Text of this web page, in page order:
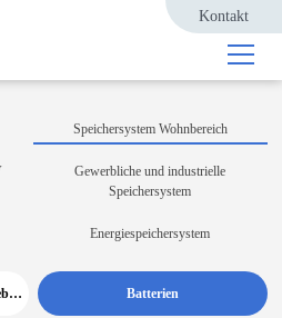
Kontakt
Speichersystem Wohnbereich
Gewerbliche und industrielle
Speichersystem
Energiespeichersystem
Speichersystemlösung für Wohngebäude Batterien